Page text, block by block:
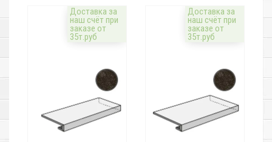
Доставка за
наш счёт при
заказе от
35т.руб
Доставка за
наш счёт при
заказе от
35т.руб